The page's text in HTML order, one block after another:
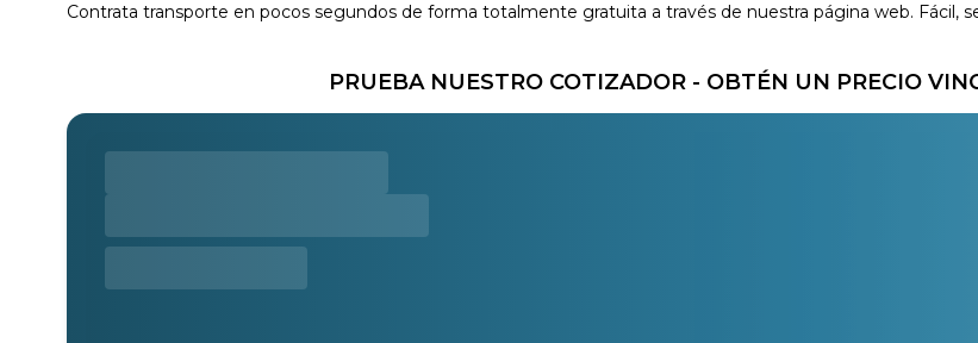
Contrata transporte en pocos segundos de forma totalmente gratuita a través de nuestra página web. Fácil,
PRUEBA NUESTRO COTIZADOR - OBTÉN UN PRECIO